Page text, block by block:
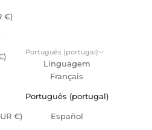
€)
€)
Português (portugal)
Linguagem
Français
Português (portugal)
Español